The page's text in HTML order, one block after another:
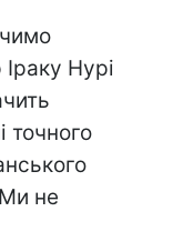
Нурі
точного
не